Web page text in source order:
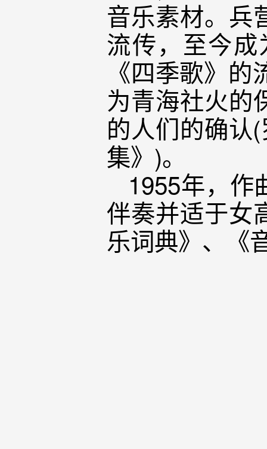
音乐素材。兵
流传，至今
《四季歌》
为青海社火的
的人们的确认
集》)。
1955年，作
伴奏并适于女
乐词典》、《